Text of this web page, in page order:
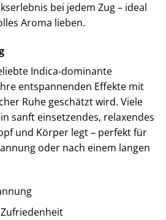
bei jedem Zug – ideal
Aroma lieben.
Indica‑dominante
entspannenden Effekte mit
Ruhe geschätzt wird. Viele
sanft einsetzendes, relaxendes
und Körper legt – perfekt für
oder nach einem langen